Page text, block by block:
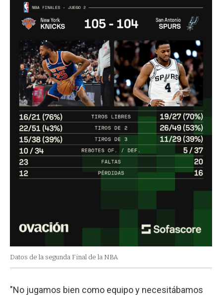
Datos de la segunda Final de la NBA
"No jugamos bien como equipo y necesitábamos